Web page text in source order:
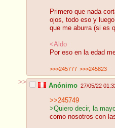
Primero que nada
ojos, todo eso y
que me aburra (si es
<Aldo
Por eso en la edad
>>>245777 >>>245823
>> Anónimo 27/05/22
>>245749
>Quiero decir, la
como nosotros con